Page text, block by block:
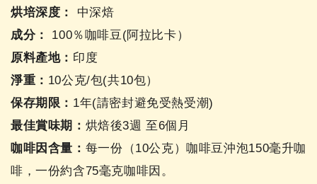
烘培深度：
中深焙
成分： 100％咖啡豆(阿拉比卡）
原料產地： 印度
淨重： 10公克/包(共10包）
保存期限： 1年(請密封避免受熱受潮)
最佳賞味期： 烘焙後3週 至6個月
咖啡因含量： 每一份（10公克）咖啡豆沖泡150毫升咖
啡，一份約含75毫克咖啡因。